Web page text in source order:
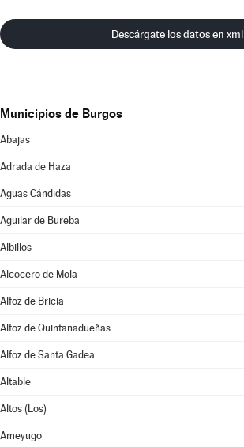
Descárgate los datos en xml
Municipios de Burgos
Abajas
Adrada de Haza
Aguas Cándidas
Aguilar de Bureba
Albillos
Alcocero de Mola
Alfoz de Bricia
Alfoz de Quintanadueñas
Alfoz de Santa Gadea
Altable
Altos (Los)
Ameyugo